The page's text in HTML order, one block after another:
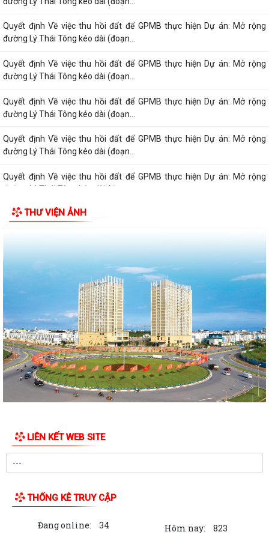
Quyết định Về việc thu hồi đất để GPMB thực hiện Dự án: Mở rộng
đường Lý Thái Tông kéo dài (đoạn...
Quyết định Về việc thu hồi đất để GPMB thực hiện Dự án: Mở rộng
đường Lý Thái Tông kéo dài (đoạn...
Quyết định Về việc thu hồi đất để GPMB thực hiện Dự án: Mở rộng
đường Lý Thái Tông kéo dài (đoạn...
Quyết định Về việc thu hồi đất để GPMB thực hiện Dự án: Mở rộng
đường Lý Thái Tông kéo dài (đoạn...
Quyết định Về việc thu hồi đất để GPMB thực hiện Dự án: Mở rộng
đường Lý Thái Tông kéo dài (đoạn...
Quyết định Về việc thu hồi đất để GPMB thực hiện Dự án: Mở rộng
đường Lý Thái Tông kéo dài (đoạn...
Quyết định Về việc thu hồi đất để GPMB thực hiện Dự án: Mở rộng
đường Lý Thái Tông kéo dài (đoạn...
Quyết định Về việc thu hồi đất để GPMB thực hiện Dự án: Mở rộng
đường Lý Thái Tông kéo dài (đoạn...
Quyết định Về việc thu hồi đất để GPMB thực hiện Dự án: Mở rộng
đường Lý Thái Tông kéo dài (đoạn...
Quyết định Về việc thu hồi đất để GPMB thực hiện Dự án: Mở rộng
Quyết định Về việc thu hồi đất để GPMB thực hiện Dự án: Mở rộng
đường Lý Thái Tông kéo dài (đoạn...
đường Lý Thái Tông kéo dài (đoạn từ...
đường Lý Thái Tông kéo dài (đoạn từ...
THƯ VIỆN ẢNH
LIÊN KẾT WEB SITE
THỐNG KÊ TRUY CẬP
Đang online: 34 Hôm nay: 823